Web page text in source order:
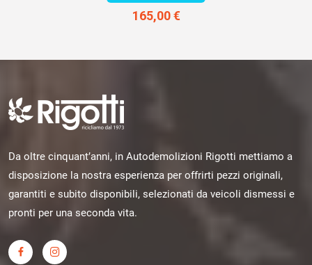
165,00 €
Da oltre cinquant’anni, in Autodemolizioni Rigotti mettiamo a
disposizione la nostra esperienza per offrirti pezzi originali,
garantiti e subito disponibili, selezionati da veicoli dismessi e
pronti per una seconda vita.